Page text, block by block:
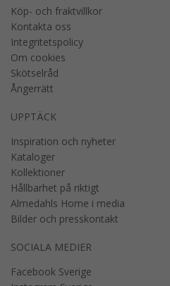
Köp- och fraktvillkor
Kontakta oss
Integritetspolicy
Om cookies
Skötselråd
Ångerrätt
UPPTÄCK
Inspiration och nyheter
Kataloger
Kollektioner
Hållbarhet på riktigt
Almedahls Home i media
Bilder och presskontakt
SOCIALA MEDIER
Facebook Sverige